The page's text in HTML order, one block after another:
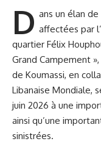
D ans un élan
affectées par
quartier Félix
Grand Campement
de Koumassi, en
Libanaise Mondiale,
juin 2026 à une
ainsi qu’une
sinistrées.